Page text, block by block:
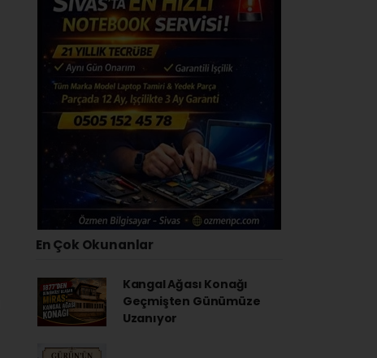
En Çok Okunanlar
Kangal Ağası Konağı
Geçmişten Günümüze
Uzanıyor